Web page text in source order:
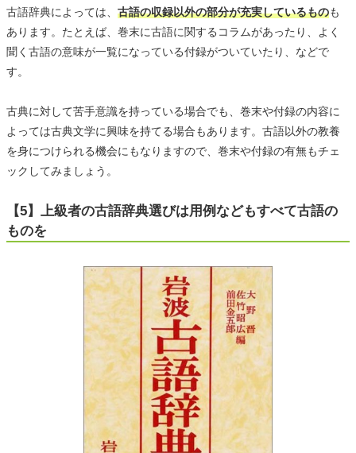
古語辞典によっては、 古語の収録以外の部分が充実しているものも
あります。たとえば、巻末に古語に関するコラムがあったり、よく
聞く古語の意味が一覧になっている付録がついていたり、などで
す。
古典に対して苦手意識を持っている場合でも、巻末や付録の内容に
よっては古典文学に興味を持てる場合もあります。古語以外の教養
を身につけられる機会にもなりますので、巻末や付録の有無もチェ
ックしてみましょう。
【5】上級者の古語辞典選びは用例などもすべて古語の
ものを